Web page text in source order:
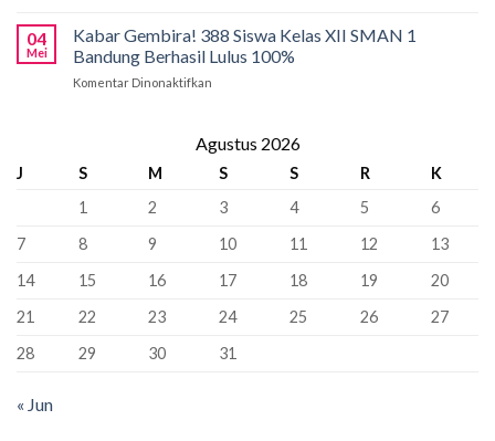
Sekolah
Penyangga
Bandung:
Pancasila
Dunia!
2026:
Tahap
Krusial
Kursi
Baru
04
Mei
Kabar Gembira! 388 Siswa Kelas XII SMAN 1
Bandung Berhasil Lulus 100%
Komentar Dinonaktifkan
388
Siswa
Kelas
SMAN
Bandung
Lulus
100%
Agustus 2026
J S M S S R
K
1
2 3 4 5
6
7
8 9 10 11 12
13
14
15 16 17 18 19
20
21
22 23 24 25 26
27
28
29 30 31
« Jun